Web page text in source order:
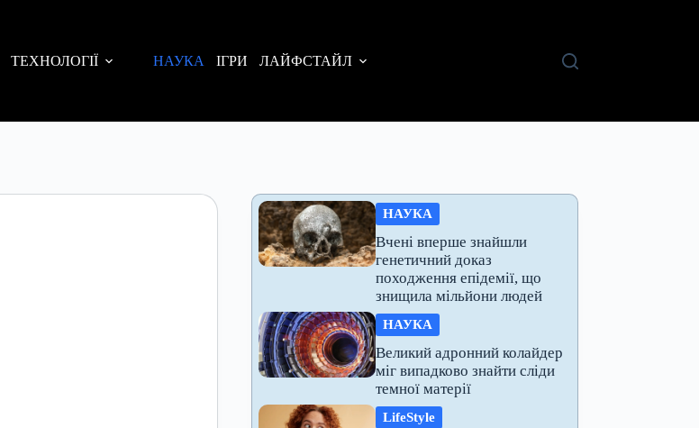
ТЕХНОЛОГІЇ НАУКА ІГРИ ЛАЙФСТАЙЛ
НАУКА
Вчені вперше знайшли
генетичний доказ
походження епідемії, що
знищила мільйони людей
НАУКА
Великий адронний колайдер
міг випадково знайти сліди
темної матерії
LifeStyle